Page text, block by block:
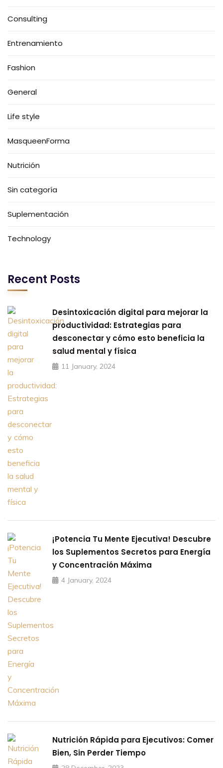
Consulting
Entrenamiento
Fashion
General
Life style
MasqueenForma
Nutrición
Sin categoría
Suplementación
Technology
Recent Posts
Desintoxicación digital para mejorar la
productividad: Estrategias para
desconectar y cómo esto beneficia la
salud mental y física
11 January, 2024
¡Potencia Tu Mente Ejecutiva! Descubre
los Suplementos Secretos para Energía
y Concentración Máxima
4 January, 2024
Nutrición Rápida para Ejecutivos: Comer
Bien, Sin Perder Tiempo